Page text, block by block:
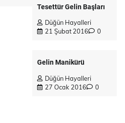
Tesettür Gelin Başları
Düğün Hayalleri
21 Şubat 2016
0
Gelin Manikürü
Düğün Hayalleri
27 Ocak 2016
0